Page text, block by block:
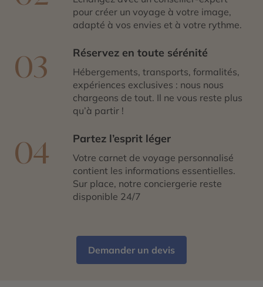
pour créer un voyage à votre image,
adapté à vos envies et à votre rythme.
03 Réservez en toute sérénité
Hébergements, transports, formalités,
expériences exclusives : nous nous
chargeons de tout. Il ne vous reste plus
qu’à partir !
04 Partez l’esprit léger
Votre carnet de voyage personnalisé
contient les informations essentielles.
Sur place, notre conciergerie reste
disponible 24/7
Demander un devis